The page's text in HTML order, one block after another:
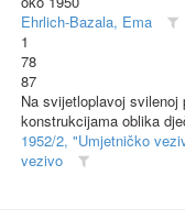
Ehrlich-Bazala, Ema
1
78
87
Na svijetloplavoj
konstrukcijama oblika
1952/2, "Umjetničko
vezivo